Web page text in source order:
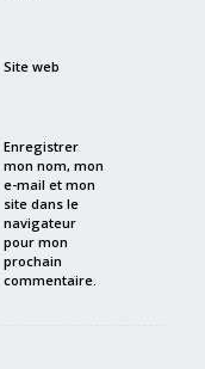
Site web
Enregistrer
mon nom, mon
e-mail et mon
site dans le
navigateur
pour mon
prochain
commentaire.